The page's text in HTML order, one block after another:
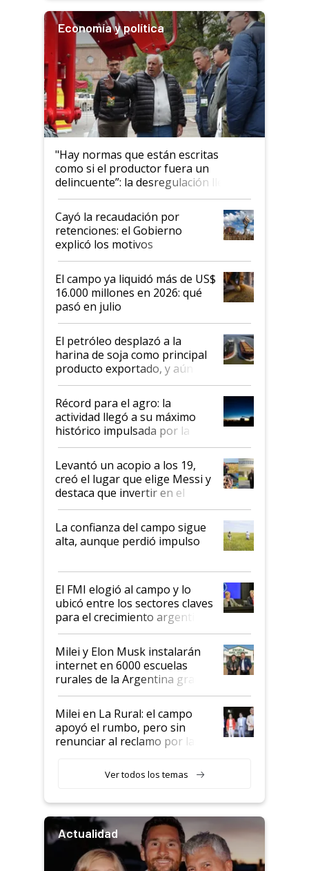
Economía y política
"Hay normas que están escritas
como si el productor fuera un
delincuente”: la desregulación llegó
al Congreso Aapresid y hasta se
habló del financiamiento al IPCVA
Cayó la recaudación por
retenciones: el Gobierno
explicó los motivos
El campo ya liquidó más de US$
16.000 millones en 2026: qué
pasó en julio
El petróleo desplazó a la
harina de soja como principal
producto exportado, y aún así
el agro aportó casi seis de cada
diez dólares y sostuvo el
liderazgo en un semestre
récord
Récord para el agro: la
actividad llegó a su máximo
histórico impulsada por la
cosecha y las exportaciones
Levantó un acopio a los 19,
creó el lugar que elige Messi y
destaca que invertir en el
kirchnerismo era como "darle
plata a un hijo para droga":
Juan Félix Rossetti, el libertario
que de una dura crisis salió
de Milei
La confianza del campo sigue
alta, aunque perdió impulso
El FMI elogió al campo y lo
ubicó entre los sectores claves
para el crecimiento argentino
Milei y Elon Musk instalarán
internet en 6000 escuelas
rurales de la Argentina gracias
a un acuerdo con Starlink
Milei en La Rural: el campo
apoyó el rumbo, pero sin
renunciar al reclamo por las
Ver todos los temas
Actualidad